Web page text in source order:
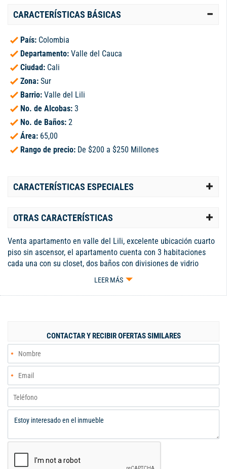
CARACTERÍSTICAS BÁSICAS
País: Colombia
Departamento: Valle del Cauca
Ciudad: Cali
Zona: Sur
Barrio: Valle del Lili
No. de Alcobas: 3
No. de Baños: 2
Área: 65,00
Rango de precio: De $200 a $250 Millones
CARACTERÍSTICAS ESPECIALES
OTRAS CARACTERÍSTICAS
Venta apartamento en valle del Lili, excelente ubicación cuarto
piso sin ascensor, el apartamento cuenta con 3 habitaciones
cada una con su closet, dos baños con divisiones de vidrio
templado, parqueadero propio en plataforma, Conjunto
LEER MÁS
CONTACTAR Y RECIBIR OFERTAS SIMILARES